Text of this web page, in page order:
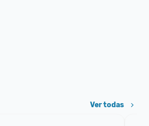
Ver todas